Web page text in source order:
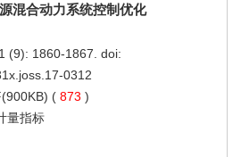
混合动力系统控制优化
(9): 1860-1867. doi:
0312
(900KB) ( 873 )
量指标